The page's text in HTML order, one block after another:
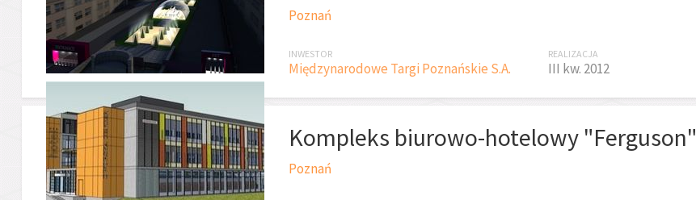
Poznań
INWESTOR
Międzynarodowe Targi Poznańskie S.A.
REALIZACJA
III kw. 2012
Kompleks biurowo-hotelowy "Ferguson"
Poznań